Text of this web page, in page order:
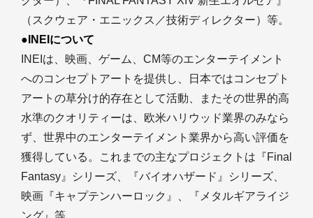
（スクウェア・エニックス／技術ディレクター）等。
●INEIについて
INEIは、映画、ゲーム、CM等のエンターテイメント
へのコンセプトアートを提供し、日本ではコンセプト
アートの草分け的存在として活動、またその世界的高
水準のクオリティーは、欧米ハリウッド業界のみなら
ず、世界中のエンターテイメント業界から高い評価を
獲得している。これまでの主なプロジェクトは『Final
Fantasy』シリーズ、『バイオハザード』シリーズ、
映画『キャプテンハーロック』、『メタルギアライジ
ング』等。